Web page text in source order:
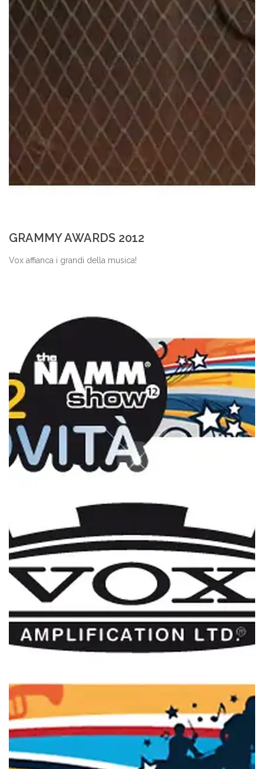
GRAMMY AWARDS 2012
Vox affianca i grandi della musica!